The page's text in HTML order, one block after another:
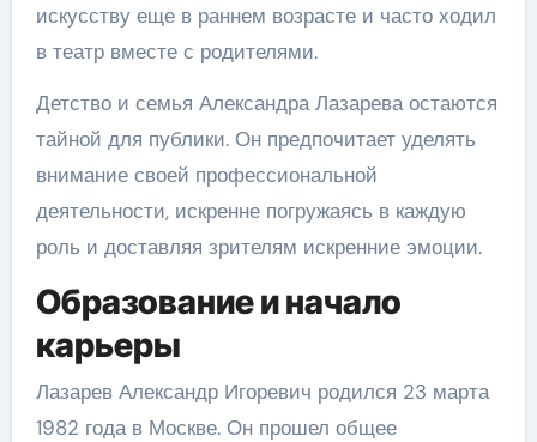
искусству еще в раннем возрасте и часто ходил
в театр вместе с родителями.
Детство и семья Александра Лазарева остаются
тайной для публики. Он предпочитает уделять
внимание своей профессиональной
деятельности, искренне погружаясь в каждую
роль и доставляя зрителям искренние эмоции.
Образование и начало
карьеры
Лазарев Александр Игоревич родился 23 марта
1982 года в Москве. Он прошел общее